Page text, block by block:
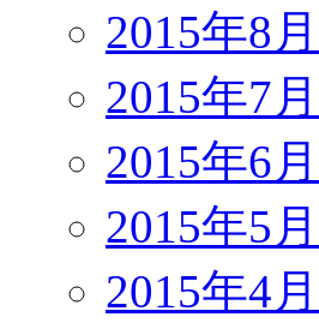
2015年8月
2015年7月
2015年6月
2015年5月
2015年4月